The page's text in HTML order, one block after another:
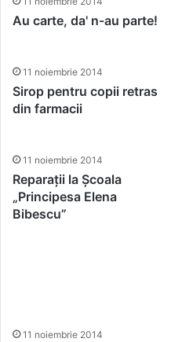
Au carte, da' n-au parte!
11 noiembrie 2014
Sirop pentru copii retras
din farmacii
11 noiembrie 2014
Reparații la Școala
„Principesa Elena
Bibescu”
11 noiembrie 2014